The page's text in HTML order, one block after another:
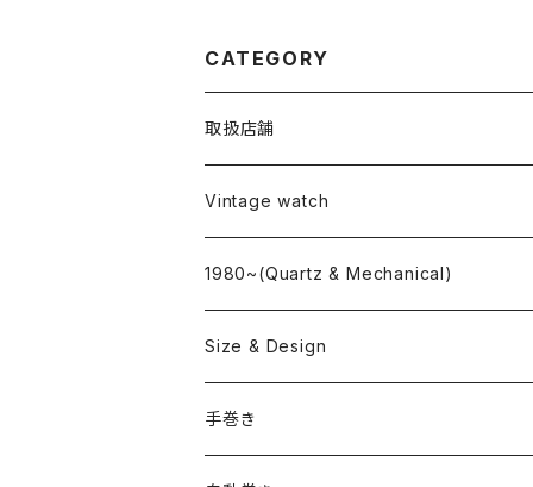
CATEGORY
取扱店舗
L o'clock
"delve"
Vintage watch
海外ブランド
OMEGA
ROLEX
国産ブランド
SEIKO
CITIZEN
1980~(Quartz & Mechanical)
Size & Design
~24.9mm
手巻き